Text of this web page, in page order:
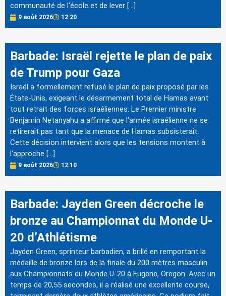
communauté de l'école et de lever […]
9 août 2026 12:20
Barbade: Israël rejette le plan de paix
de Trump pour Gaza
Israël a formellement refusé le plan de paix proposé par les
États-Unis, exigeant le désarmement total de Hamas avant
tout retrait des forces israéliennes. Le Premier ministre
Benjamin Netanyahu a affirmé que l'armée israélienne ne se
retirerait pas tant que la menace de Hamas subsisterait.
Cette décision intervient alors que les tensions montent à
l'approche […]
9 août 2026 12:10
Barbade: Jayden Green décroche le
bronze au Championnat du Monde U-
20 d’Athlétisme
Jayden Green, sprinteur barbadien, a brillé en remportant la
médaille de bronze lors de la finale du 200 mètres masculin
aux Championnats du Monde U-20 à Eugene, Oregon. Avec un
temps de 20,55 secondes, il a réalisé une excellente course,